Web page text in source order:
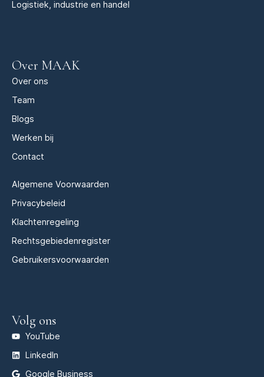
Logistiek, industrie en handel
Over MAAK
Over ons
Team
Blogs
Werken bij
Contact
Algemene Voorwaarden
Privacybeleid
Klachtenregeling
Rechtsgebiedenregister
Gebruikersvoorwaarden
Volg ons
YouTube
LinkedIn
Google Business